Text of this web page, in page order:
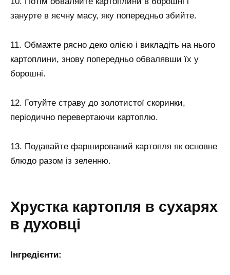
занурте в яєчну масу, яку попередньо збийте.
11. Обмажте рясно деко олією і викладіть на нього
картоплини, знову попередньо обвалявши їх у
борошні.
12. Готуйте страву до золотистої скоринки,
періодично перевертаючи картоплю.
13. Подавайте фарширований картопля як основне
блюдо разом із зеленню.
Хрустка картопля в сухарях
в духовці
Інгредієнти: